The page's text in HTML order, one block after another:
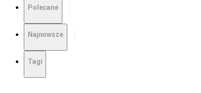
Polecane
Najnowsze
Tagi